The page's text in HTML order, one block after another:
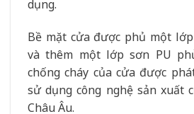
dụng.
Bề mặt cửa được phủ một
và thêm một lớp sơn PU
chống cháy của cửa được
sử dụng công nghệ sản xuất
Châu Âu.